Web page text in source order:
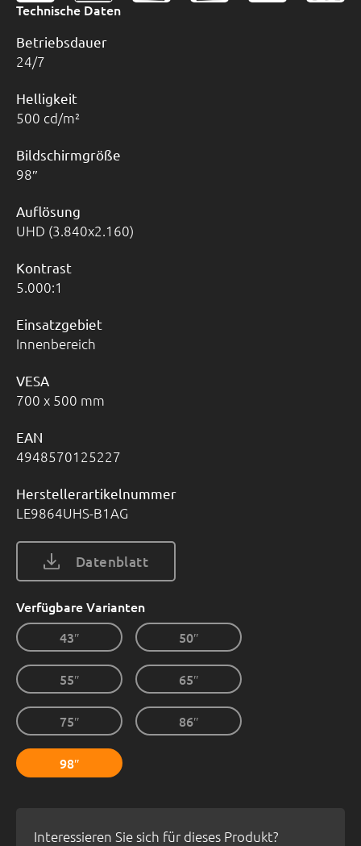
Technische Daten
Betriebsdauer
24/7
Helligkeit
500 cd/m²
Bildschirmgröße
98
Auflösung
UHD (3.840x2.160)
Kontrast
5.000:1
Einsatzgebiet
Innenbereich
VESA
700 x 500 mm
EAN
4948570125227
Herstellerartikelnummer
LE9864UHS-B1AG
Datenblatt
Verfügbare Varianten
43″
50″
55″ 65″
75″ 86″
98″
Interessieren Sie sich für dieses Produkt?